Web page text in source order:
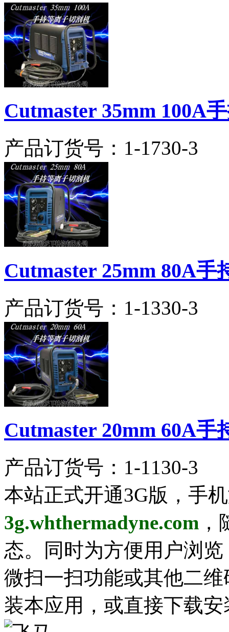
Cutmaster 35mm 100A
产品订货号： 1-1730-3
Cutmaster 25mm 80A手
产品订货号： 1-1330-3
Cutmaster 20mm 60A手
产品订货号： 1-1130-3
本站正式开通3G版，手
3g.whthermadyne.com
态。同时为方便用户浏
微扫一扫功能或其他二
装本应用，或直接下载